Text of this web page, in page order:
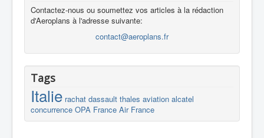
Contactez-nous ou soumettez vos articles à la rédaction
d'Aeroplans à l'adresse suivante:
contact@aeroplans.fr
Tags
Italie rachat dassault thales aviation alcatel
concurrence OPA France Air France